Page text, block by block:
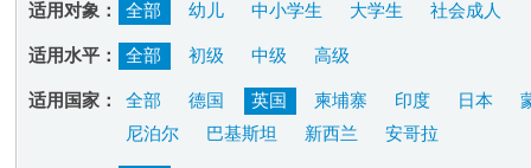
适用对象： 全部 幼儿 中小学生 大学生 社会成人
适用水平： 全部 初级 中级 高级
适用国家： 全部 德国 英国 柬埔寨 印度 日本
尼泊尔
巴基斯坦 新西兰 安哥拉